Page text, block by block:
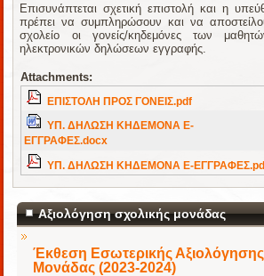
Επισυνάπτεται σχετική επιστολή και η
πρέπει να συμπληρώσουν και να
σχολείο οι γονείς/κηδεμόνες των
ηλεκτρονικών δηλώσεων εγγραφής.
Attachments:
ΕΠΙΣΤΟΛΗ ΠΡΟΣ ΓΟΝΕΙΣ.pdf
ΥΠ. ΔΗΛΩΣΗ ΚΗΔΕΜΟΝΑ Ε-
ΕΓΓΡΑΦΕΣ.docx
ΥΠ. ΔΗΛΩΣΗ ΚΗΔΕΜΟΝΑ Ε-
Αξιολόγηση σχολικής μονάδας
Έκθεση Εσωτερικής Αξιολόγησης
Μονάδας (2023-2024)